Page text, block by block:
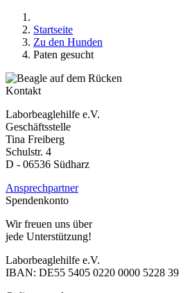
Startseite
Zu den Hunden
Paten gesucht
Kontakt
Laborbeaglehilfe e.V.
Geschäftsstelle
Tina Freiberg
Schulstr. 4
D - 06536 Südharz
Ansprechpartner
Spendenkonto
Wir freuen uns über
jede Unterstützung!
Laborbeaglehilfe e.V.
IBAN: DE55 5405 0220 0000 5228 39